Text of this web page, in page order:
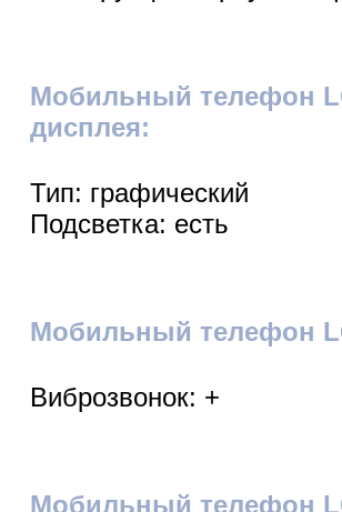
Мобильный телефон
дисплея:
Тип: графический
Подсветка: есть
Мобильный телефон
Виброзвонок: +
Мобильный телефон